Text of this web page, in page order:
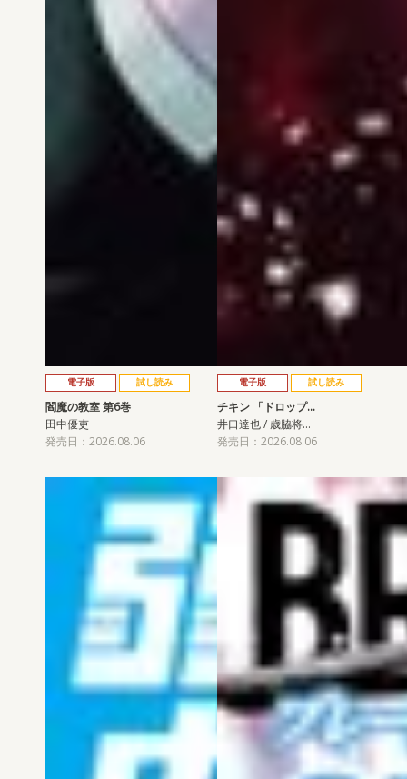
電子版 試し読み
閻魔の教室 第6巻
田中優吏
発売日：2026.08.06
電子版 試し読み
チキン 「ドロップ…
井口達也 / 歳脇将…
発売日：2026.08.06